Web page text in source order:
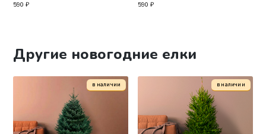
590₽ 590₽
Другие новогодние елки
в наличии в наличии